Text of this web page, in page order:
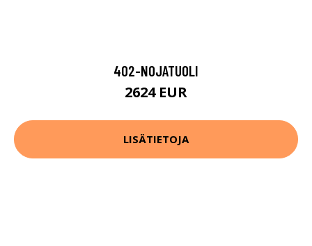
402-NOJATUOLI
2624 EUR
LISÄTIETOJA